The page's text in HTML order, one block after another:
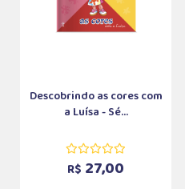
Descobrindo as cores com
a Luísa - Sé...
R$ 27,00